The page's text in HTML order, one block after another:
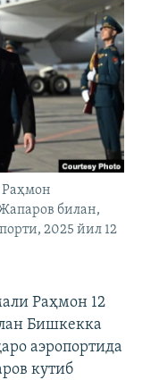
билан,
2025 йил 12
Раҳмон 12
Бишкекка
аэропортида
кутиб